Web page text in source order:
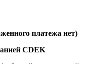
платежа нет)
CDEK